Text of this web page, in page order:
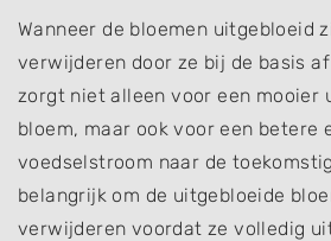
Wanneer de bloemen uitgebloeid
verwijderen door ze bij de basis
zorgt niet alleen voor een mooier
bloem, maar ook voor een betere
voedselstroom naar de
belangrijk om de uitgebloeide
verwijderen voordat ze volledig